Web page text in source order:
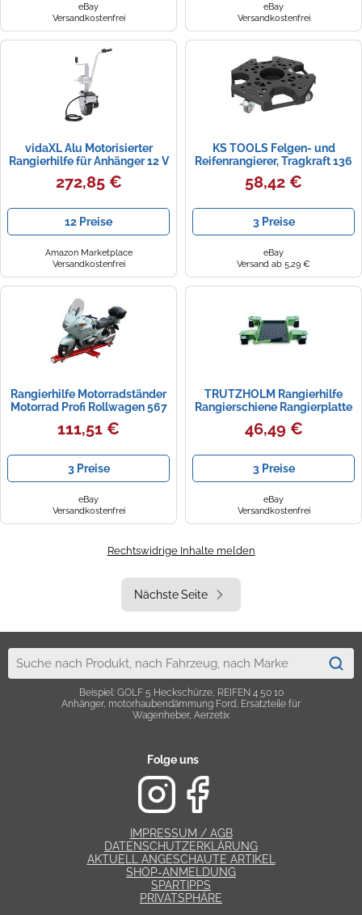
eBay
Versandkostenfrei
eBay
Versandkostenfrei
vidaXL Alu Motorisierter
Rangierhilfe für Anhänger 12 V
350 W
272,85 €
12 Preise
Amazon Marketplace
Versandkostenfrei
KS TOOLS Felgen- und
Reifenrangierer, Tragkraft 136
kg, Ø 720 mm - 160.0670
58,42 €
3 Preise
eBay
Versand ab 5,29 €
Rangierhilfe Motorradständer
Motorrad Profi Rollwagen 567
kg Seitenständer
111,51 €
3 Preise
eBay
Versandkostenfrei
TRUTZHOLM Rangierhilfe
Rangierschiene Rangierplatte
Parkhilfe für das Motorrad bis
250kg flexibel um 360°
46,49 €
3 Preise
eBay
Versandkostenfrei
Rechtswidrige Inhalte melden
Nächste Seite
Beispiel: GOLF 5 Heckschürze, REIFEN 4 50 10
Anhänger, motorhaubendämmung Ford, Ersatzteile für
Wagenheber, Aerzetix
Folge uns
IMPRESSUM / AGB
DATENSCHUTZERKLÄRUNG
AKTUELL ANGESCHAUTE ARTIKEL
SHOP-ANMELDUNG
SPARTIPPS
PRIVATSPHÄRE